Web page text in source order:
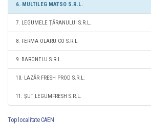
6. MULTILEG MATSO S.R.L.
7. LEGUMELE ŢĂRANULUI S.R.L.
8. FERMA OLARU CO S.R.L.
9. BARONELU S.R.L.
10. LAZĂR FRESH PROD S.R.L.
11. ŞUT LEGUMFRESH S.R.L.
Top localitate CAEN